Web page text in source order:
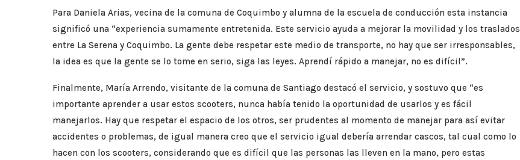
Para Daniela Arias, vecina de la comuna de Coquimbo y alumna de la escuela de conducción esta instancia
significó una “experiencia sumamente entretenida. Este servicio ayuda a mejorar la movilidad y los traslados
entre La Serena y Coquimbo. La gente debe respetar este medio de transporte, no hay que ser irresponsables,
la idea es que la gente se lo tome en serio, siga las leyes. Aprendí rápido a manejar, no es difícil”.
Finalmente, María Arrendo, visitante de la comuna de Santiago destacó el servicio, y sostuvo que “es
importante aprender a usar estos scooters, nunca había tenido la oportunidad de usarlos y es fácil
manejarlos. Hay que respetar el espacio de los otros, ser prudentes al momento de manejar para así evitar
accidentes o problemas, de igual manera creo que el servicio igual debería arrendar cascos, tal cual como lo
hacen con los scooters, considerando que es difícil que las personas las lleven en la mano, pero estas